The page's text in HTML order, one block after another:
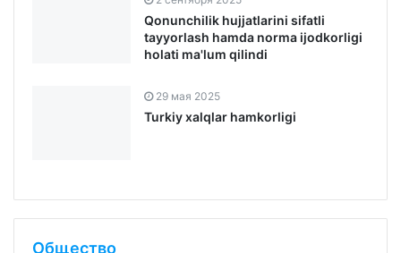
Qonunchilik hujjatlarini sifatli
tayyorlash hamda norma ijodkorligi
holati ma'lum qilindi
Turkiy xalqlar hamkorligi
Общество